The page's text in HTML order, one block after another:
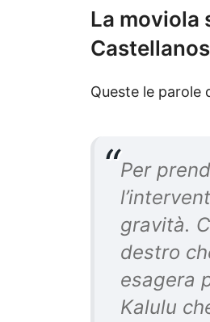
La moviola
Queste le parole
Per
gravità.
destro
esagera
Kalulu